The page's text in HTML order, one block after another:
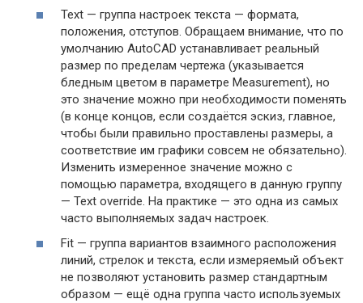
Text — группа настроек текста — формата,
положения, отступов. Обращаем внимание, что по
умолчанию AutoCAD устанавливает реальный
размер по пределам чертежа (указывается
бледным цветом в параметре Measurement), но
это значение можно при необходимости поменять
(в конце концов, если создаётся эскиз, главное,
чтобы были правильно проставлены размеры, а
соответствие им графики совсем не обязательно).
Изменить измеренное значение можно с
помощью параметра, входящего в данную группу
— Text override. На практике — это одна из самых
часто выполняемых задач настроек.
Fit — группа вариантов взаимного расположения
линий, стрелок и текста, если измеряемый объект
не позволяют установить размер стандартным
образом — ещё одна группа часто используемых